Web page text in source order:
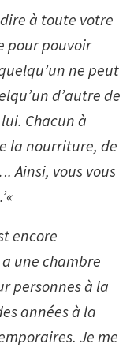
à toute votre
pour pouvoir
ne peut
d’autre de
Chacun à
la nourriture, de
Ainsi, vous vous
encore
une chambre
personnes à la
années à la
Je me